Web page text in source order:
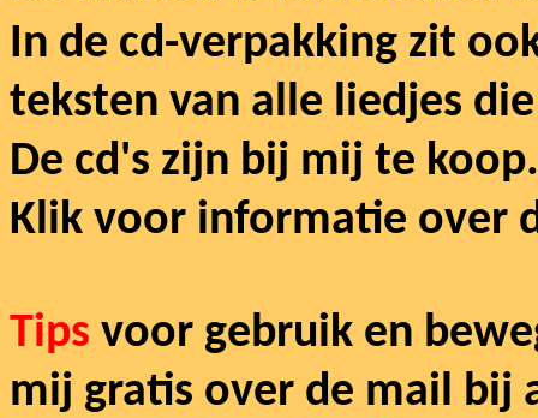
In de cd-verpakking zit
teksten van alle liedjes
De cd's zijn bij mij te koop.
Klik voor informatie over
Tips voor gebruik en
mij gratis over de mail bij